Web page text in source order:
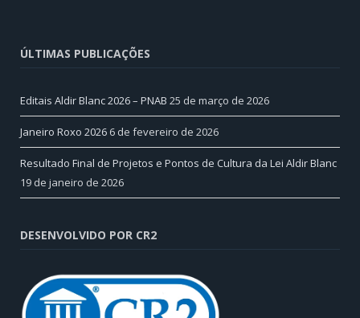
ÚLTIMAS PUBLICAÇÕES
Editais Aldir Blanc 2026 – PNAB 25 de março de 2026
Janeiro Roxo 2026 6 de fevereiro de 2026
Resultado Final de Projetos e Pontos de Cultura da Lei Aldir Blanc
19 de janeiro de 2026
DESENVOLVIDO POR CR2